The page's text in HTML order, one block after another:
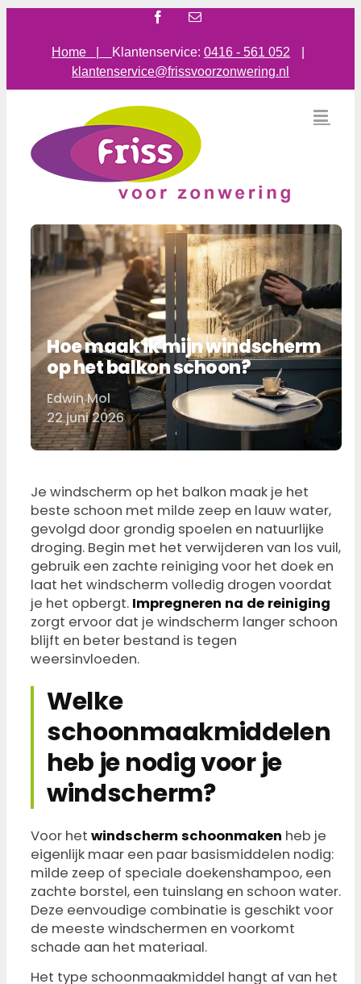
Facebook
E-
Home | Klantenservice: 0416 - 561 052
klantenservice@frissvoorzonwering.nl
Hoe maak ik mijn windscherm
op het balkon schoon?
Door
Edwin Mol
22 juni 2026
Je windscherm op het balkon maak je het
beste schoon met milde zeep en lauw water,
gevolgd door grondig spoelen en natuurlijke
droging. Begin met het verwijderen van los vuil,
gebruik een zachte reiniging voor het doek en
laat het windscherm volledig drogen voordat
je het opbergt. Impregneren na de reiniging
zorgt ervoor dat je windscherm langer schoon
blijft en beter bestand is tegen
weersinvloeden.
Welke
schoonmaakmiddelen
heb je nodig voor je
windscherm?
Voor het windscherm schoonmaken heb je
eigenlijk maar een paar basismiddelen nodig:
milde zeep of speciale doekenshampoo, een
zachte borstel, een tuinslang en schoon water.
Deze eenvoudige combinatie is geschikt voor
de meeste windschermen en voorkomt
schade aan het materiaal.
Het type schoonmaakmiddel hangt af van het